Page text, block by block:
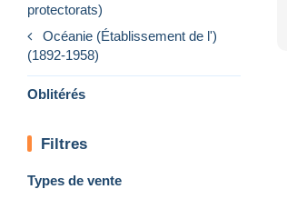
protectorats)
Océanie (Établissement de l')
(1892-1958)
Oblitérés
Filtres
Types de vente